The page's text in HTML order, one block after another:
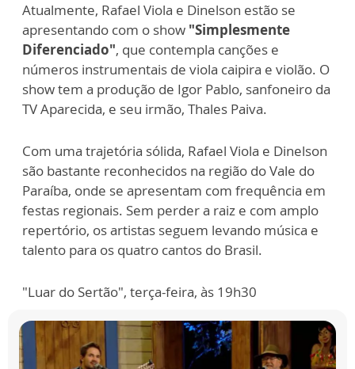
Atualmente, Rafael Viola e Dinelson estão se
apresentando com o show "Simplesmente
Diferenciado", que contempla canções e
números instrumentais de viola caipira e violão. O
show tem a produção de Igor Pablo, sanfoneiro da
TV Aparecida, e seu irmão, Thales Paiva.
Com uma trajetória sólida, Rafael Viola e Dinelson
são bastante reconhecidos na região do Vale do
Paraíba, onde se apresentam com frequência em
festas regionais. Sem perder a raiz e com amplo
repertório, os artistas seguem levando música e
talento para os quatro cantos do Brasil.
"Luar do Sertão", terça-feira, às 19h30